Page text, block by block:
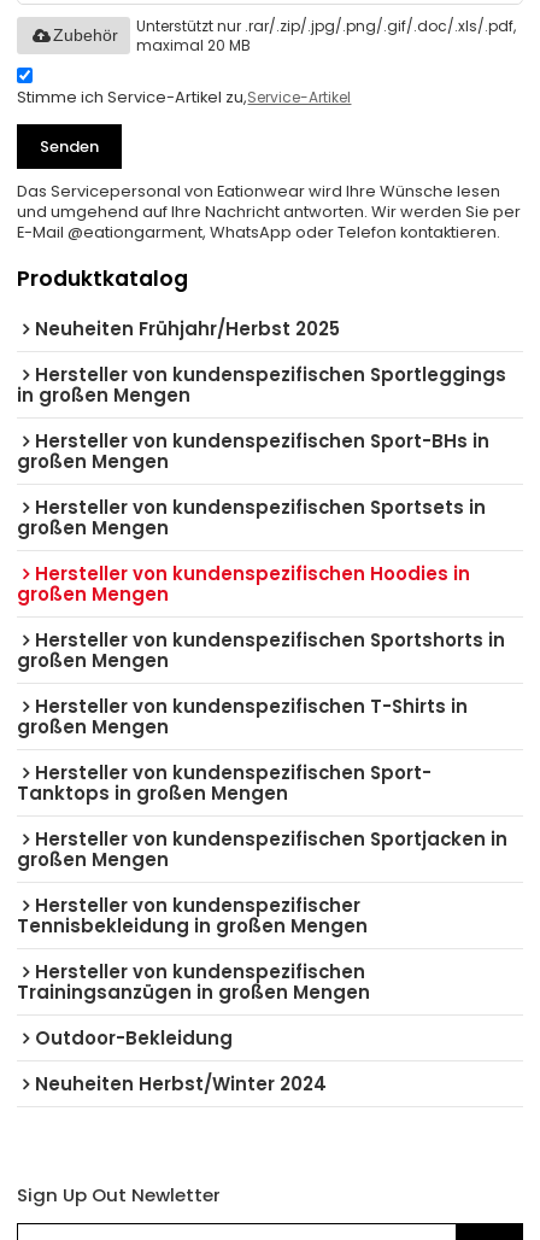
Unterstützt nur .rar/.zip/.jpg/.png/.gif/.doc/.xls/.pdf,
maximal 20 MB
Zubehör
Stimme ich Service-Artikel zu,Service-Artikel
Senden
Das Servicepersonal von Eationwear wird Ihre Wünsche lesen
und umgehend auf Ihre Nachricht antworten. Wir werden Sie per
E-Mail @eationgarment, WhatsApp oder Telefon kontaktieren.
Produktkatalog
Neuheiten Frühjahr/Herbst 2025
Hersteller von kundenspezifischen Sportleggings
in großen Mengen
Hersteller von kundenspezifischen Sport-BHs in
großen Mengen
Hersteller von kundenspezifischen Sportsets in
großen Mengen
Hersteller von kundenspezifischen Hoodies in
großen Mengen
Hersteller von kundenspezifischen Sportshorts in
großen Mengen
Hersteller von kundenspezifischen T-Shirts in
großen Mengen
Hersteller von kundenspezifischen Sport-
Tanktops in großen Mengen
Hersteller von kundenspezifischen Sportjacken in
großen Mengen
Hersteller von kundenspezifischer
Tennisbekleidung in großen Mengen
Hersteller von kundenspezifischen
Trainingsanzügen in großen Mengen
Outdoor-Bekleidung
Neuheiten Herbst/Winter 2024
Sign Up Out Newletter